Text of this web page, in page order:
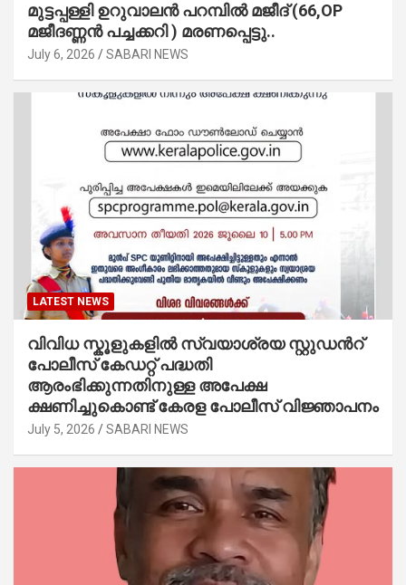
മുട്ടപ്പള്ളി ഉറുവാലൻ പറമ്പിൽ മജീദ് (66,OP
മജീദണ്ണൻ പച്ചക്കറി ) മരണപ്പെട്ടു..
July 6, 2026 SABARI NEWS
LATEST NEWS
വിവിധ സ്കൂളുകളില്‍ സ്വയാശ്രയ സ്റ്റുഡന്‍റ്
പോലീസ് കേഡറ്റ് പദ്ധതി
ആരംഭിക്കുന്നതിനുള്ള അപേക്ഷ
ക്ഷണിച്ചുകൊണ്ട് കേരള പോലീസ് വിജ്ഞാപനം
July 5, 2026 SABARI NEWS